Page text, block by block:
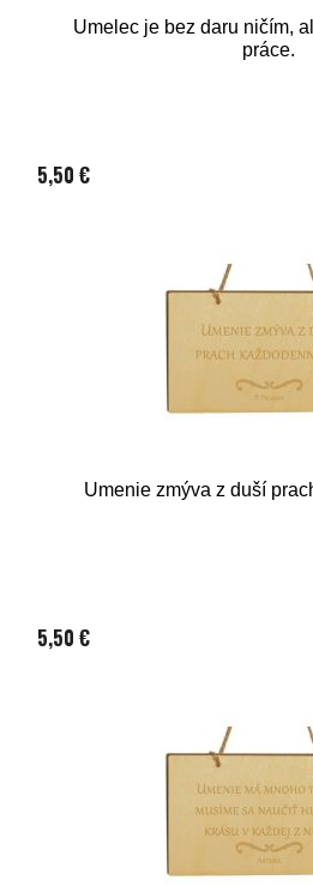
Umelec je bez daru ničím,
práce.
5,50 €
Umenie zmýva z duší
5,50 €